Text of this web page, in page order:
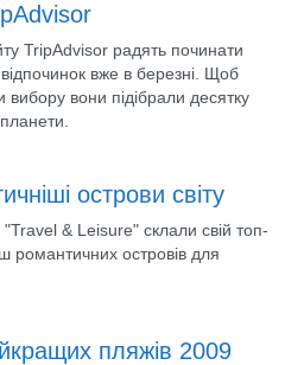
TripAdvisor радять починати
вже в березні. Щоб
вибору вони підібрали десятку
острови світу
"Travel & Leisure" склали свій топ-
романтичних островів для
пляжів 2009